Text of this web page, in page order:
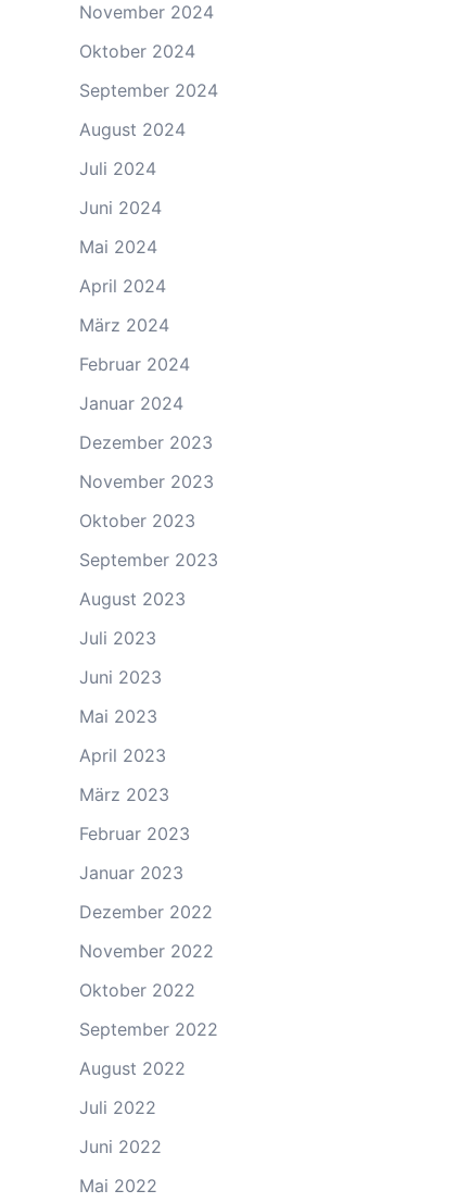
November 2024
Oktober 2024
September 2024
August 2024
Juli 2024
Juni 2024
Mai 2024
April 2024
März 2024
Februar 2024
Januar 2024
Dezember 2023
November 2023
Oktober 2023
September 2023
August 2023
Juli 2023
Juni 2023
Mai 2023
April 2023
März 2023
Februar 2023
Januar 2023
Dezember 2022
November 2022
Oktober 2022
September 2022
August 2022
Juli 2022
Juni 2022
Mai 2022